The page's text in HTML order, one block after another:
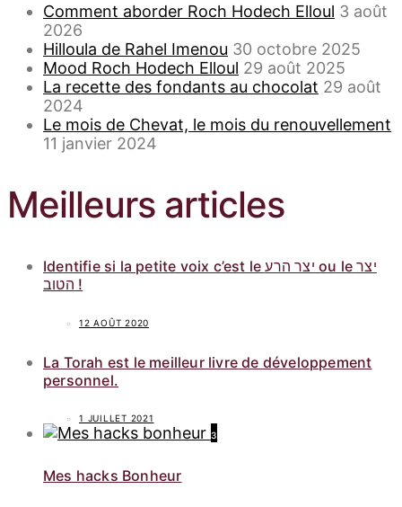
Comment aborder Roch Hodech Elloul 3 août
2026
Hilloula de Rahel Imenou 30 octobre 2025
Mood Roch Hodech Elloul 29 août 2025
La recette des fondants au chocolat 29 août
2024
Le mois de Chevat, le mois du renouvellement
11 janvier 2024
Meilleurs articles
Identifie si la petite voix c’est le יצר הרע ou le יצר
הטוב !
12 AOÛT 2020
La Torah est le meilleur livre de développement
personnel.
1 JUILLET 2021
3
Mes hacks Bonheur